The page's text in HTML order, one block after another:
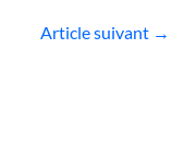
Article suivant →